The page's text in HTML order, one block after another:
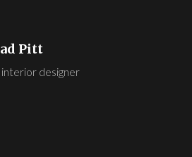
Pitt
interior designer